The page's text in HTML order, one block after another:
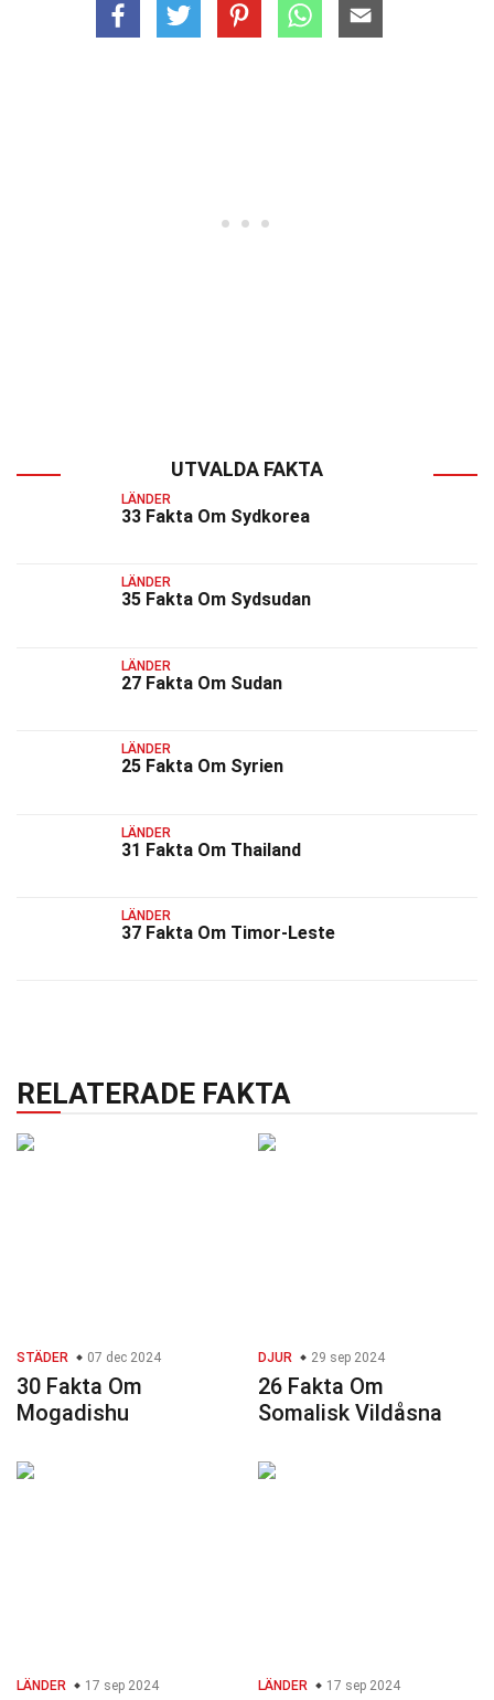
UTVALDA FAKTA
LÄNDER
33 Fakta Om Sydkorea
LÄNDER
35 Fakta Om Sydsudan
LÄNDER
27 Fakta Om Sudan
LÄNDER
25 Fakta Om Syrien
LÄNDER
31 Fakta Om Thailand
LÄNDER
37 Fakta Om Timor-Leste
RELATERADE FAKTA
STÄDER 07 dec 2024
30 Fakta Om
Mogadishu
DJUR 29 sep 2024
26 Fakta Om
Somalisk Vildåsna
LÄNDER 17 sep 2024 LÄNDER 17 sep 2024